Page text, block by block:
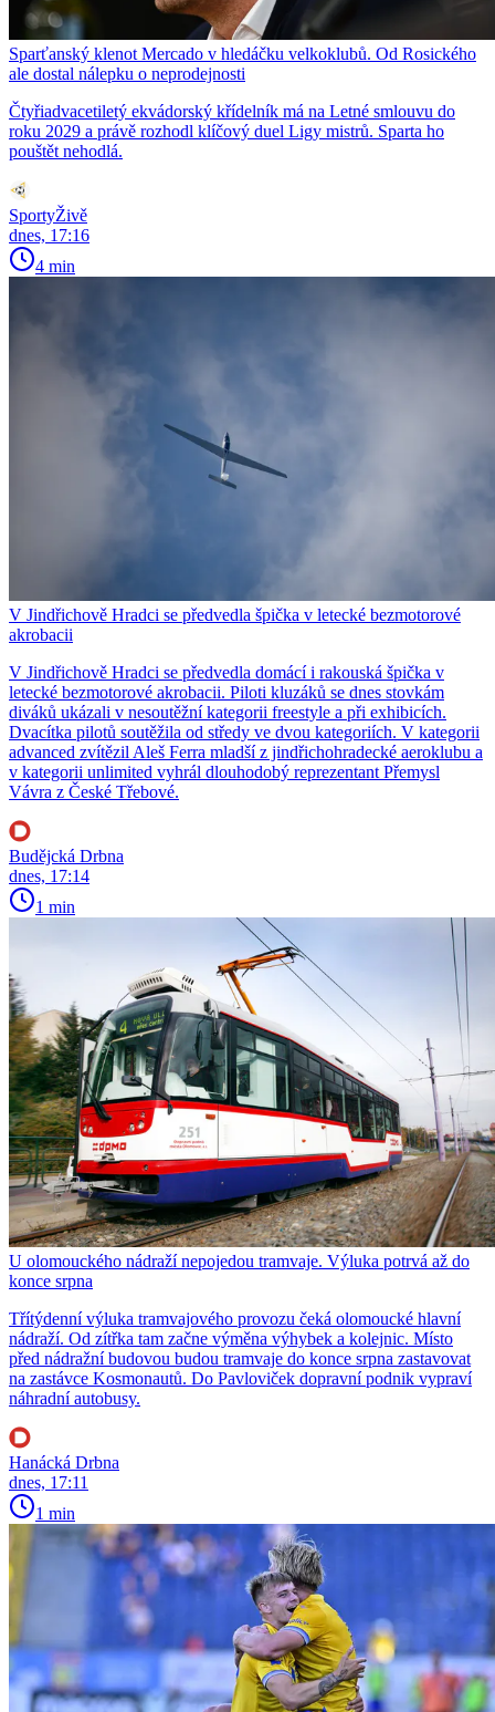
Sparťanský klenot Mercado v hledáčku velkoklubů. Od Rosického
ale dostal nálepku o neprodejnosti
Čtyřiadvacetiletý ekvádorský křídelník má na Letné smlouvu do
roku 2029 a právě rozhodl klíčový duel Ligy mistrů. Sparta ho
pouštět nehodlá.
SportyŽivě
dnes, 17:16
4 min
V Jindřichově Hradci se předvedla špička v letecké bezmotorové
akrobacii
V Jindřichově Hradci se předvedla domácí i rakouská špička v
letecké bezmotorové akrobacii. Piloti kluzáků se dnes stovkám
diváků ukázali v nesoutěžní kategorii freestyle a při exhibicích.
Dvacítka pilotů soutěžila od středy ve dvou kategoriích. V kategorii
advanced zvítězil Aleš Ferra mladší z jindřichohradecké aeroklubu a
v kategorii unlimited vyhrál dlouhodobý reprezentant Přemysl
Vávra z České Třebové.
Budějcká Drbna
dnes, 17:14
1 min
U olomouckého nádraží nepojedou tramvaje. Výluka potrvá až do
konce srpna
Třítýdenní výluka tramvajového provozu čeká olomoucké hlavní
nádraží. Od zítřka tam začne výměna výhybek a kolejnic. Místo
před nádražní budovou budou tramvaje do konce srpna zastavovat
na zastávce Kosmonautů. Do Pavloviček dopravní podnik vypraví
náhradní autobusy.
Hanácká Drbna
dnes, 17:11
1 min